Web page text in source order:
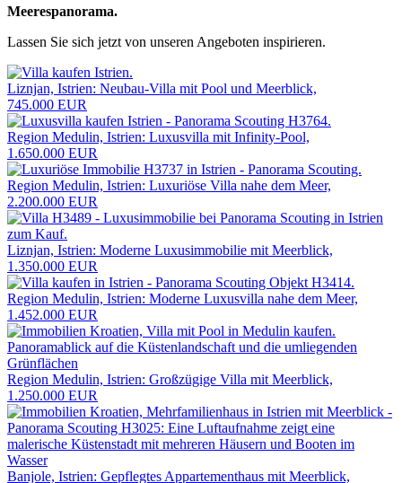
Meerespanorama.
Lassen Sie sich jetzt von unseren Angeboten inspirieren.
Liznjan, Istrien: Neubau-Villa mit Pool und Meerblick,
745.000 EUR
Region Medulin, Istrien: Luxusvilla mit Infinity-Pool,
1.650.000 EUR
Region Medulin, Istrien: Luxuriöse Villa nahe dem Meer,
2.200.000 EUR
Liznjan, Istrien: Moderne Luxusimmobilie mit Meerblick,
1.350.000 EUR
Region Medulin, Istrien: Moderne Luxusvilla nahe dem Meer,
1.452.000 EUR
Region Medulin, Istrien: Großzügige Villa mit Meerblick,
1.250.000 EUR
Banjole, Istrien: Gepflegtes Appartementhaus mit Meerblick,